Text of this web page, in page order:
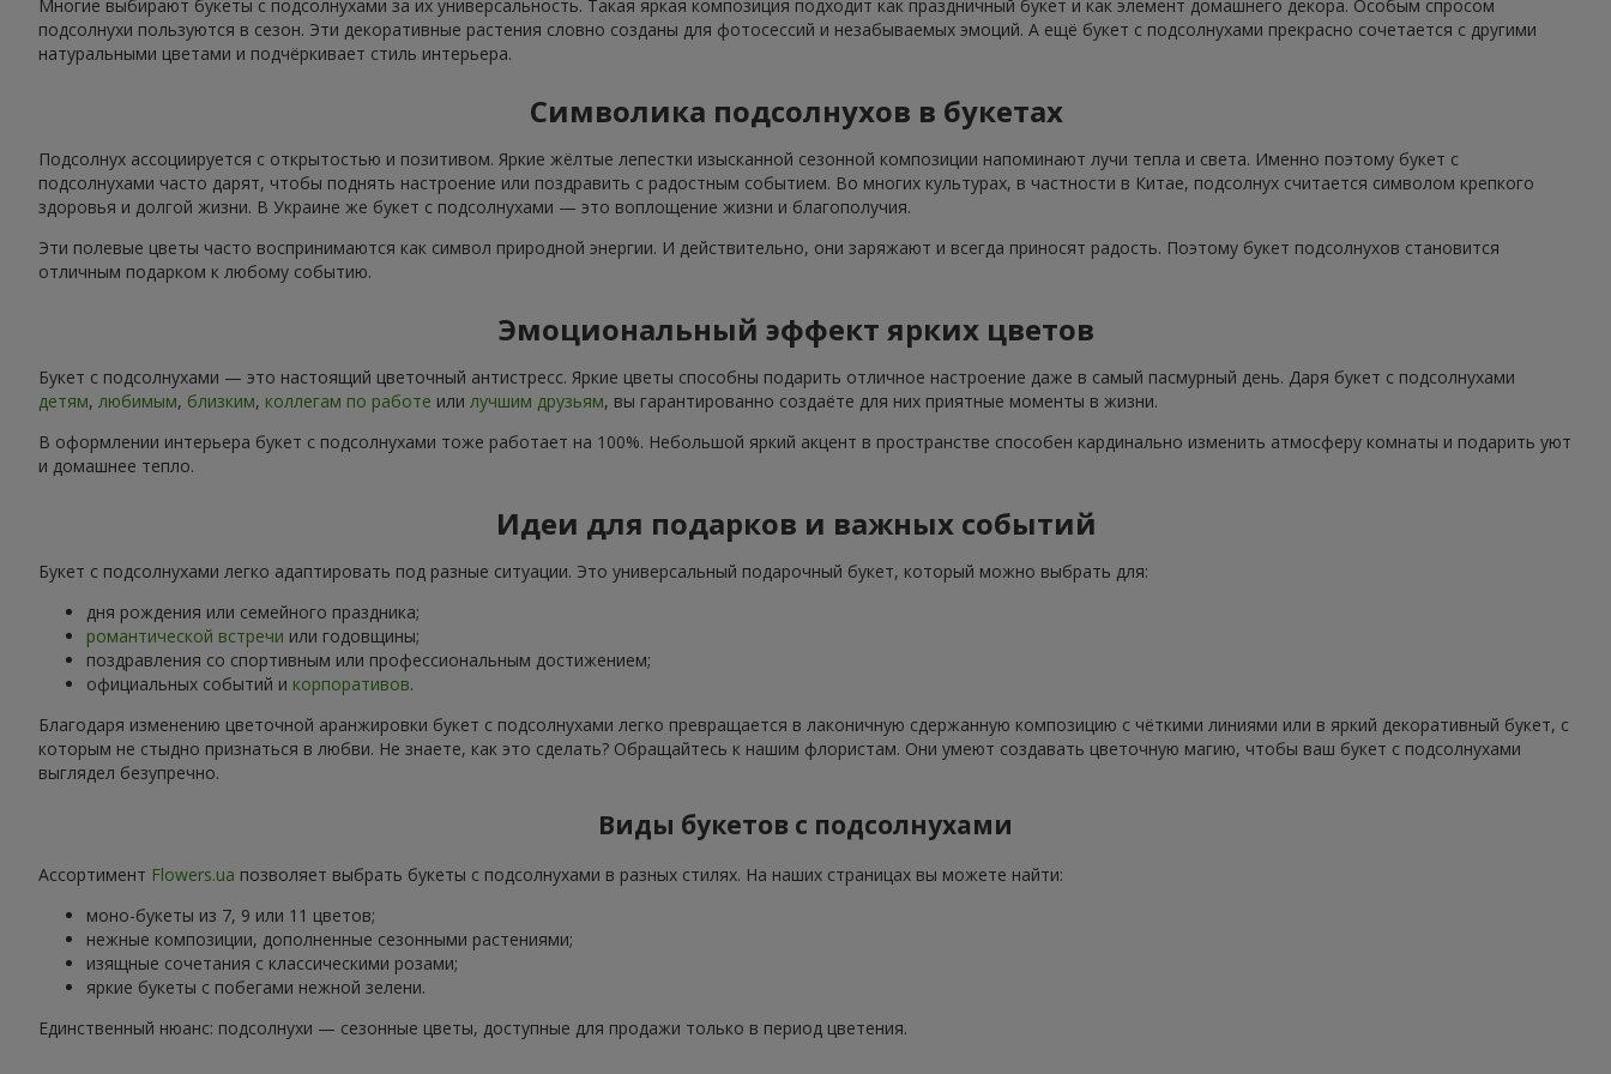
Многие выбирают букеты с подсолнухами за их универсальность. Такая яркая композиция подходит как праздничный букет и как элемент домашнего декора. Особым спросом
подсолнухи пользуются в сезон. Эти декоративные растения словно созданы для фотосессий и незабываемых эмоций. А ещё букет с подсолнухами прекрасно сочетается с другими
натуральными цветами и подчёркивает стиль интерьера.
Символика подсолнухов в букетах
Подсолнух ассоциируется с открытостью и позитивом. Яркие жёлтые лепестки изысканной сезонной композиции напоминают лучи тепла и света. Именно поэтому букет с
подсолнухами часто дарят, чтобы поднять настроение или поздравить с радостным событием. Во многих культурах, в частности в Китае, подсолнух считается символом крепкого
здоровья и долгой жизни. В Украине же букет с подсолнухами — это воплощение жизни и благополучия.
Эти полевые цветы часто воспринимаются как символ природной энергии. И действительно, они заряжают и всегда приносят радость. Поэтому букет подсолнухов становится
отличным подарком к любому событию.
Эмоциональный эффект ярких цветов
Букет с подсолнухами — это настоящий цветочный антистресс. Яркие цветы способны подарить отличное настроение даже в самый пасмурный день. Даря букет с подсолнухами
детям, любимым, близким, коллегам по работе или лучшим друзьям, вы гарантированно создаёте для них приятные моменты в жизни.
В оформлении интерьера букет с подсолнухами тоже работает на 100%. Небольшой яркий акцент в пространстве способен кардинально изменить атмосферу комнаты и подарить уют
и домашнее тепло.
Идеи для подарков и важных событий
Букет с подсолнухами легко адаптировать под разные ситуации. Это универсальный подарочный букет, который можно выбрать для:
дня рождения или семейного праздника;
романтической встречи или годовщины;
поздравления со спортивным или профессиональным достижением;
официальных событий и корпоративов.
Благодаря изменению цветочной аранжировки букет с подсолнухами легко превращается в лаконичную сдержанную композицию с чёткими линиями или в яркий декоративный букет, с
которым не стыдно признаться в любви. Не знаете, как это сделать? Обращайтесь к нашим флористам. Они умеют создавать цветочную магию, чтобы ваш букет с подсолнухами
выглядел безупречно.
Виды букетов с подсолнухами
Ассортимент Flowers.ua позволяет выбрать букеты с подсолнухами в разных стилях. На наших страницах вы можете найти:
моно-букеты из 7, 9 или 11 цветов;
нежные композиции, дополненные сезонными растениями;
изящные сочетания с классическими розами;
яркие букеты с побегами нежной зелени.
Единственный нюанс: подсолнухи — сезонные цветы, доступные для продажи только в период цветения.